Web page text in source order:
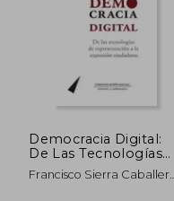
Democracia Digital:
De Las Tecnologías
De Representación A
La Expresión
Francisco Sierra Caballero;